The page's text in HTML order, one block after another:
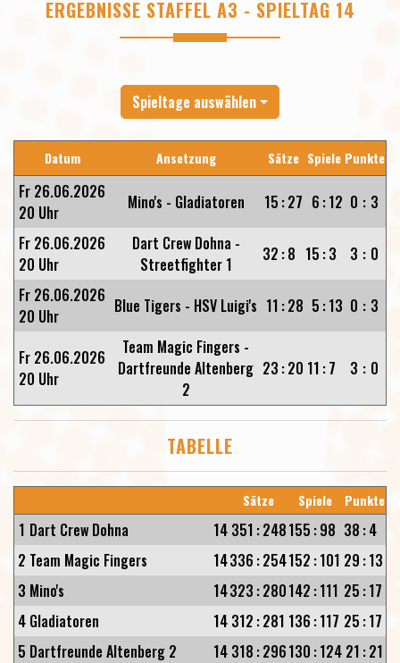
ERGEBNISSE STAFFEL A3 - SPIELTAG 14
Spieltage auswählen
Datum Ansetzung Sätze Spiele Punkte
Fr 26.06.2026
20 Uhr
Mino's - Gladiatoren 15 :27 6 :12 0 : 3
Fr 26.06.2026
20 Uhr
Dart Crew Dohna -
Streetfighter 1
32 :8 15 :3 3 : 0
Fr 26.06.2026
20 Uhr
Blue Tigers - HSV Luigi's 11 :28 5 :13 0 : 3
Fr 26.06.2026
20 Uhr
Team Magic Fingers -
Dartfreunde Altenberg
2
23 :20 11 :7 3 : 0
TABELLE
Sätze Spiele Punkte
1 Dart Crew Dohna 14 351 :248155 :98 38 :4
2 Team Magic Fingers 14336 :254152 :101 29 :13
3 Mino's 14323 :280142 :111 25 :17
4 Gladiatoren 14 312 :281 136 :117 25 :17
5 Dartfreunde Altenberg 2 14 318 :296130 :124 21 :21